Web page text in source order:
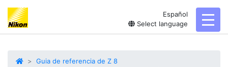
Español
Select language
Guia de referencia de Z 8